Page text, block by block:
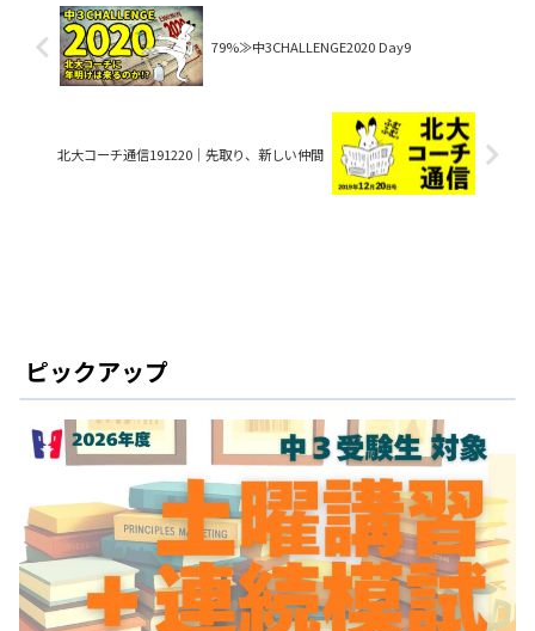
79%≫中3CHALLENGE2020 Day9
北大コーチ通信191220│先取り、新しい仲間
ピックアップ